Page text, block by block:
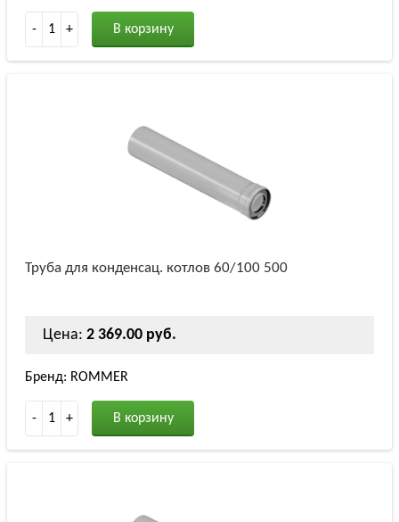
- 1 + В корзину
Труба для конденсац. котлов 60/100 500
Цена: 2 369.00 руб.
Бренд: ROMMER
- 1 + В корзину